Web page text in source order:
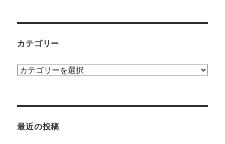
カテゴリー
カ
ー
最近の投稿